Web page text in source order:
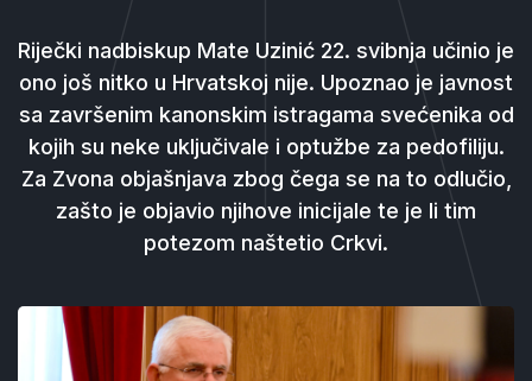
Riječki nadbiskup Mate Uzinić 22. svibnja učinio je
ono još nitko u Hrvatskoj nije. Upoznao je javnost
sa završenim kanonskim istragama svećenika od
kojih su neke uključivale i optužbe za pedofiliju.
Za Zvona objašnjava zbog čega se na to odlučio,
zašto je objavio njihove inicijale te je li tim
potezom naštetio Crkvi.